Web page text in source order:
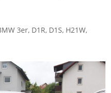
3er, D1R, D1S, H21W,